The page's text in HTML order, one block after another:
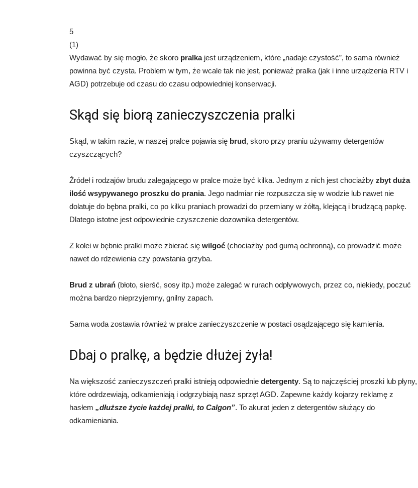
5
(1)
Wydawać by się mogło, że skoro pralkajest urządzeniem, które „nadaje czystość”, to sama również
powinna być czysta. Problem w tym, że wcale tak nie jest, ponieważ pralka (jak i inne urządzenia RTV i
AGD) potrzebuje od czasu do czasu odpowiedniej konserwacji.
Skąd się biorą zanieczyszczenia pralki
Skąd, w takim razie, w naszej pralce pojawia się brud, skoro przy praniu używamy detergentów
czyszczących?
Źródeł i rodzajów brudu zalegającego w pralce może być kilka. Jednym z nich jest chociażby zbyt duża
ilość wsypywanego proszku do prania. Jego nadmiar nie rozpuszcza się w wodzie lub nawet nie
dolatuje do bębna pralki, co po kilku praniach prowadzi do przemiany w żółtą, klejącą i brudzącą papkę.
Dlatego istotne jest odpowiednie czyszczenie dozownika detergentów.
Z kolei w bębnie pralki może zbierać się wilgoć (chociażby pod gumą ochronną), co prowadzić może
nawet do rdzewienia czy powstania grzyba.
Brud z ubrań (błoto, sierść, sosy itp.) może zalegać w rurach odpływowych, przez co, niekiedy, poczuć
można bardzo nieprzyjemny, gnilny zapach.
Sama woda zostawia również w pralce zanieczyszczenie w postaci osądzającego się kamienia.
Dbaj o pralkę, a będzie dłużej żyła!
Na większość zanieczyszczeń pralki istnieją odpowiednie detergenty. Są to najczęściej proszki lub płyny,
które odrdzewiają, odkamieniają i odgrzybiają nasz sprzęt AGD. Zapewne każdy kojarzy reklamę z
hasłem „dłuższe życie każdej pralki, to Calgon”. To akurat jeden z detergentów służący do
odkamieniania.